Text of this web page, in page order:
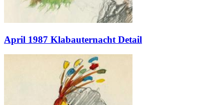
April 1987 Klabauternacht Detail